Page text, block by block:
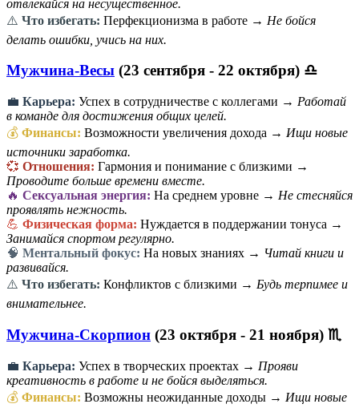
отвлекайся на несущественное.
⚠️ Что избегать: Перфекционизма в работе → Не бойся
делать ошибки, учись на них.
Мужчина-Весы (23 сентября - 22 октября) ♎
💼 Карьера: Успех в сотрудничестве с коллегами → Работай
в команде для достижения общих целей.
💰 Финансы: Возможности увеличения дохода → Ищи новые
источники заработка.
💞 Отношения: Гармония и понимание с близкими →
Проводите больше времени вместе.
🔥 Сексуальная энергия: На среднем уровне → Не стесняйся
проявлять нежность.
💪 Физическая форма: Нуждается в поддержании тонуса →
Занимайся спортом регулярно.
🧠 Ментальный фокус: На новых знаниях → Читай книги и
развивайся.
⚠️ Что избегать: Конфликтов с близкими → Будь терпимее и
внимательнее.
Мужчина-Скорпион (23 октября - 21 ноября) ♏
💼 Карьера: Успех в творческих проектах → Прояви
креативность в работе и не бойся выделяться.
💰 Финансы: Возможны неожиданные доходы → Ищи новые